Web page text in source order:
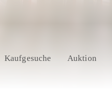
Kaufgesuche Auktion